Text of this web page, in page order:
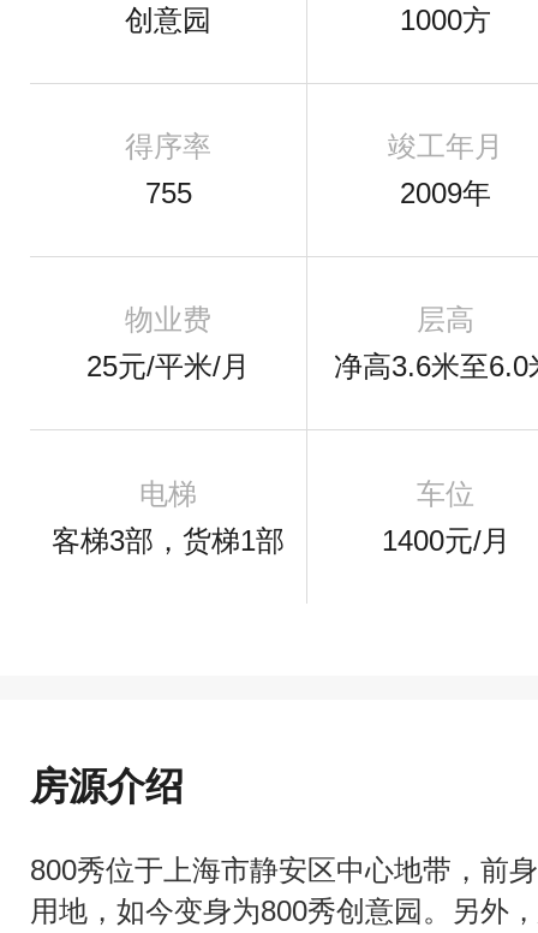
创意园
1000方
得序率
755
竣工年月
2009年
物业费
25元/平米/月
层高
净高3.6米至6.0
电梯
客梯3部，货梯1部
车位
1400元/月
房源介绍
800秀位于上海市静安区中心地带，前
用地，如今变身为800秀创意园。另外